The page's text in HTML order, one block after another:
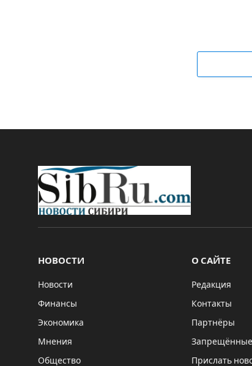
НОВОСТИ
Новости
Финансы
Экономика
Мнения
Общество
О САЙТЕ
Редакция
Контакты
Партнёры
Прислать